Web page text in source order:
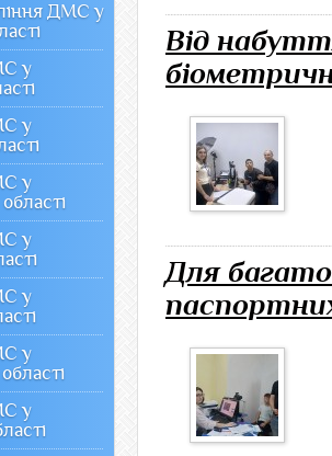
Від
Для
ДМС у
у
у
у
у
у
у
у